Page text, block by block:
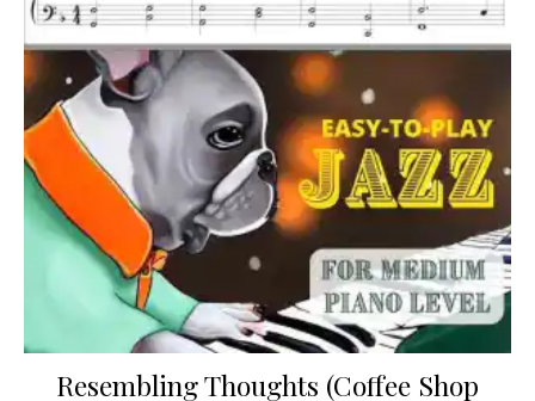
Resembling Thoughts (Coffee Shop